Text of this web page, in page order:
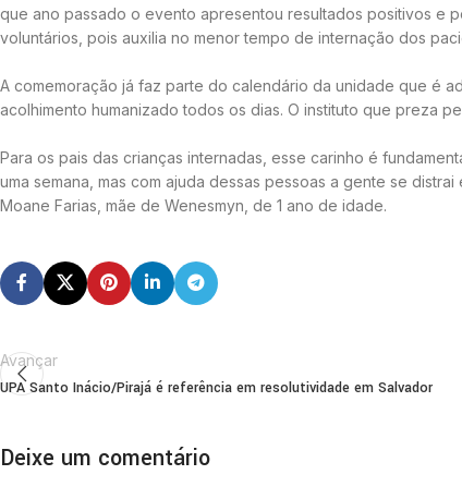
que ano passado o evento apresentou resultados positivos e
voluntários, pois auxilia no menor tempo de internação dos
A comemoração já faz parte do calendário da unidade que é
acolhimento humanizado todos os dias. O instituto que preza
Para os pais das crianças internadas, esse carinho é
uma semana, mas com ajuda dessas pessoas a gente se
Moane Farias, mãe de Wenesmyn, de 1 ano de idade.
Avançar
UPA Santo Inácio/Pirajá é referência em resolutividade em Salvador
Deixe um comentário